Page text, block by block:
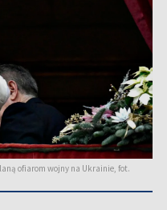
ofiarom wojny na Ukrainie, fot.